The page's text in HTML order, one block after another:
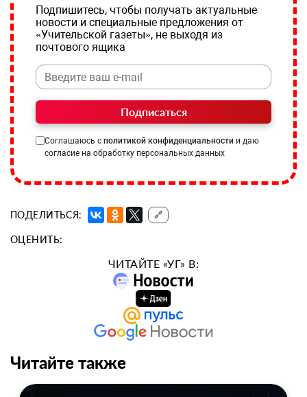
Подпишитесь, чтобы получать актуальные
новости и специальные предложения от
«Учительской газеты», не выходя из
почтового ящика
Подписаться
Соглашаюсь с политикой конфиденциальности и даю
согласие на обработку персональных данных
ПОДЕЛИТЬСЯ: 🔗
ОЦЕНИТЬ:
ЧИТАЙТЕ «УГ» В:
Читайте также